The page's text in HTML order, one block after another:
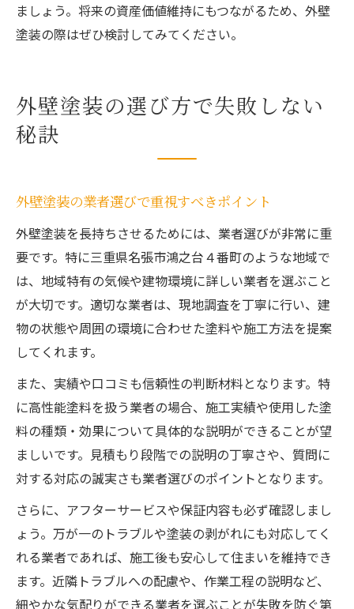
ましょう。将来の資産価値維持にもつながるため、外壁
塗装の際はぜひ検討してみてください。
外壁塗装の選び方で失敗しない
秘訣
外壁塗装の業者選びで重視すべきポイント
外壁塗装を長持ちさせるためには、業者選びが非常に重
要です。特に三重県名張市鴻之台４番町のような地域で
は、地域特有の気候や建物環境に詳しい業者を選ぶこと
が大切です。適切な業者は、現地調査を丁寧に行い、建
物の状態や周囲の環境に合わせた塗料や施工方法を提案
してくれます。
また、実績や口コミも信頼性の判断材料となります。特
に高性能塗料を扱う業者の場合、施工実績や使用した塗
料の種類・効果について具体的な説明ができることが望
ましいです。見積もり段階での説明の丁寧さや、質問に
対する対応の誠実さも業者選びのポイントとなります。
さらに、アフターサービスや保証内容も必ず確認しまし
ょう。万が一のトラブルや塗装の剥がれにも対応してく
れる業者であれば、施工後も安心して住まいを維持でき
ます。近隣トラブルへの配慮や、作業工程の説明など、
細やかな気配りができる業者を選ぶことが失敗を防ぐ第